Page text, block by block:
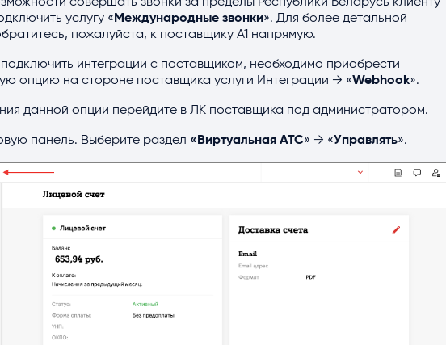
услугу « Международные звонки». Для более детальной
пожалуйста, к поставщику А1 напрямую.
интеграции с поставщиком, необходимо приобрести
опцию на стороне поставщика услуги Интеграции → «Webhook».
данной опции перейдите в ЛК поставщика под администратором.
панель. Выберите раздел «Виртуальная АТС» → «Управлять».